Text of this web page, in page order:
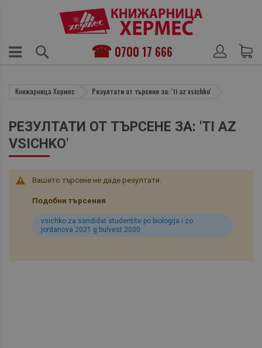
0700 17 666
Книжарница Хермес Резултати от търсене за: 'ti az vsichko'
РЕЗУЛТАТИ ОТ ТЪРСЕНЕ ЗА: 'TI AZ
VSICHKO'
Вашето търсене не даде резултати.
Подобни търсения
vsichko za sandidat studentite po biologija i zo
jordanova 2021 g bulvest 2000